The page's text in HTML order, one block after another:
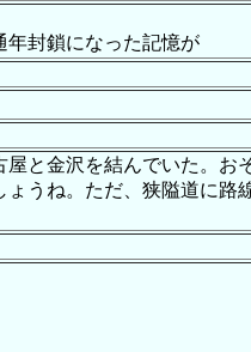
年封鎖になった記憶が
と金沢を結んでいた。お
うね。ただ、狭隘道に路